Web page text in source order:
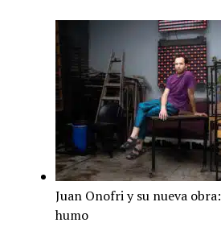
Juan Onofri y su nueva
humo